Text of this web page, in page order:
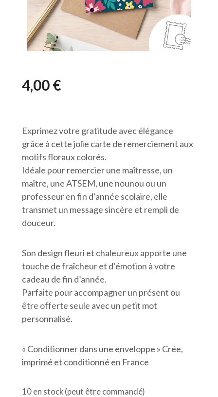
4,00€
Exprimez votre gratitude avec élégance
grâce à cette jolie carte de remerciement aux
motifs floraux colorés.
Idéale pour remercier une maîtresse, un
maître, une ATSEM, une nounou ou un
professeur en fin d’année scolaire, elle
transmet un message sincère et rempli de
douceur.
Son design fleuri et chaleureux apporte une
touche de fraîcheur et d’émotion à votre
cadeau de fin d’année.
Parfaite pour accompagner un présent ou
être offerte seule avec un petit mot
personnalisé.
« Conditionner dans une enveloppe » Crée,
imprimé et conditionné en France
10 en stock (peut être commandé)